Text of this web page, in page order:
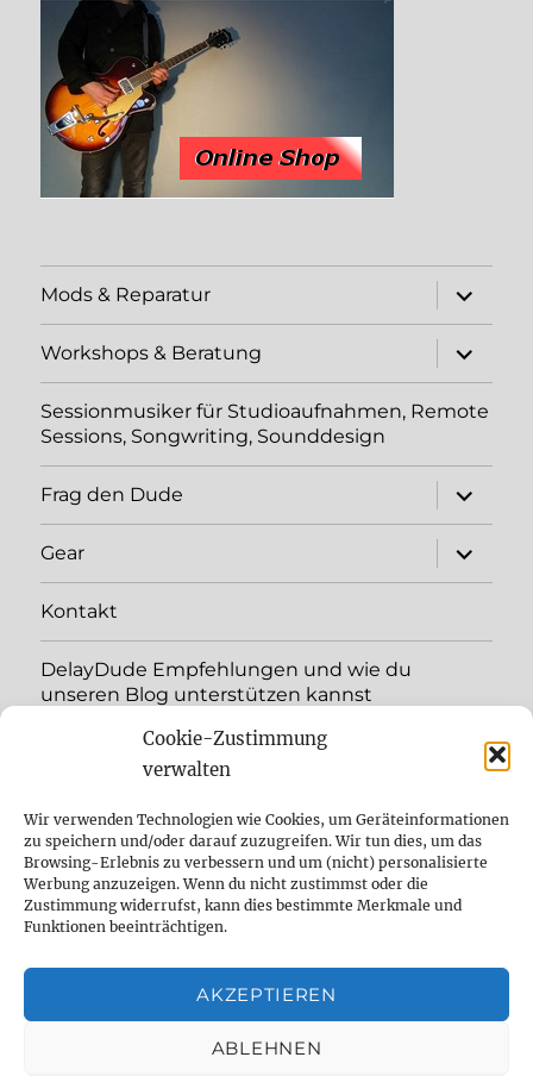
Cookie-Zustimmung
verwalten
Wir verwenden Technologien wie Cookies, um Geräteinformationen
zu speichern und/oder darauf zuzugreifen. Wir tun dies, um das
Browsing-Erlebnis zu verbessern und um (nicht) personalisierte
Werbung anzuzeigen. Wenn du nicht zustimmst oder die
Zustimmung widerrufst, kann dies bestimmte Merkmale und
Funktionen beeinträchtigen.
AKZEPTIEREN
ABLEHNEN
Mods & Reparatur
öffnen
Workshops & Beratung
öffnen
Sessionmusiker für Studioaufnahmen, Remote
Sessions, Songwriting, Sounddesign
Frag den Dude
öffnen
Gear
öffnen
Kontakt
DelayDude Empfehlungen und wie du
unseren Blog unterstützen kannst
öffnen
YouTube
Instagram
Feed
Cookie Policy (EU)